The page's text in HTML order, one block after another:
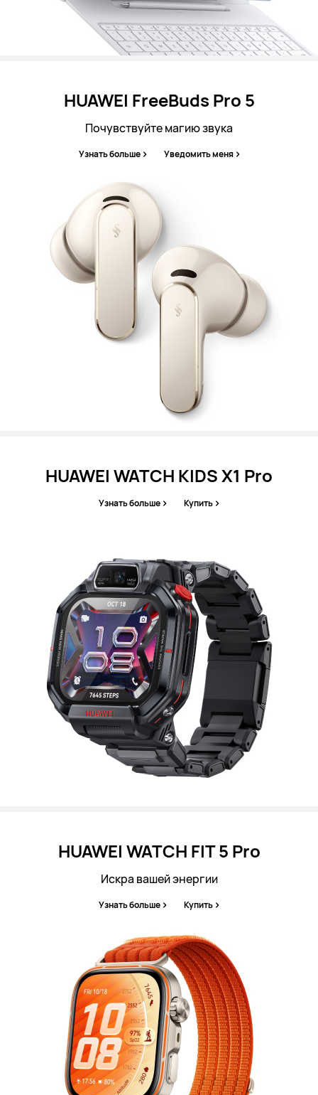
HUAWEI FreeBuds Pro 5
Почувствуйте магию звука
Узнать больше Уведомить меня
HUAWEI WATCH KIDS X1 Pro
Узнать больше Купить
HUAWEI WATCH FIT 5 Pro
Искра вашей энергии
Узнать больше Купить